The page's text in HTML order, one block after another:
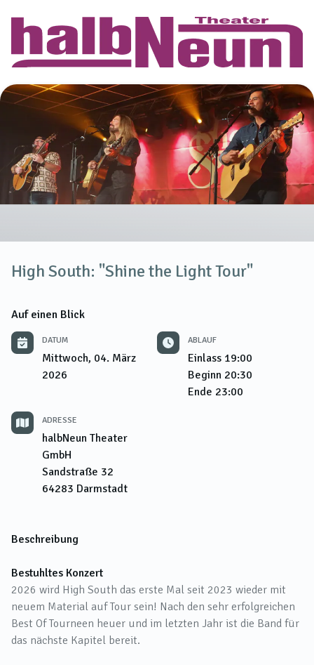
High South: "Shine the Light Tour"
Auf einen Blick
DATUM
Mittwoch, 04. März
2026
ABLAUF
Einlass 19:00
Beginn 20:30
Ende 23:00
ADRESSE
halbNeun Theater
GmbH
Sandstraße 32
64283 Darmstadt
Beschreibung
Bestuhltes Konzert
2026 wird High South das erste Mal seit 2023 wieder mit
neuem Material auf Tour sein! Nach den sehr erfolgreichen
Best Of Tourneen heuer und im letzten Jahr ist die Band für
das nächste Kapitel bereit.